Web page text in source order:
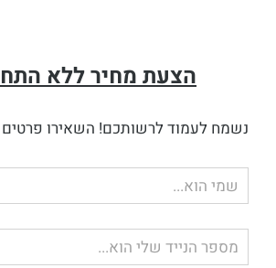
הצעת מחיר ללא
נשמח לעמוד לרשותכם! השאירו פרטים
שם
מלא
טלפון